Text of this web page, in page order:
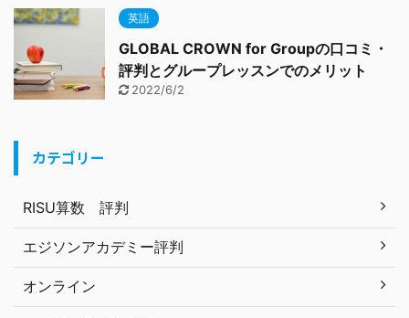
英語
GLOBAL CROWN for Groupの口コミ・
評判とグループレッスンでのメリット
2022/6/2
カテゴリー
RISU算数 評判
エジソンアカデミー評判
オンライン